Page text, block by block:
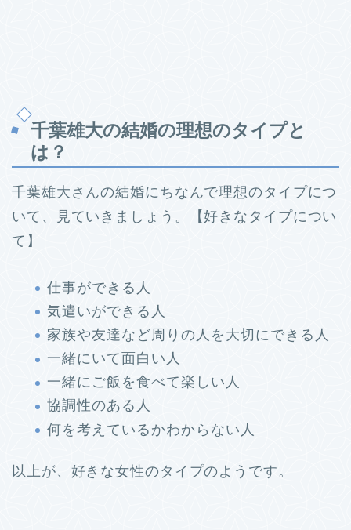
千葉雄大の結婚の理想のタイプと
は？
千葉雄大さんの結婚にちなんで理想のタイプにつ
いて、見ていきましょう。
【好きなタイプについ
て】
仕事ができる人
気遣いができる人
家族や友達など周りの人を大切にできる人
一緒にいて面白い人
一緒にご飯を食べて楽しい人
協調性のある人
何を考えているかわからない人
以上が、好きな女性のタイプのようです。